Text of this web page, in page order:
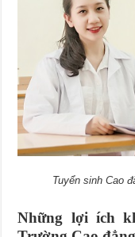
Tuyển sinh Cao
Những lợi ích